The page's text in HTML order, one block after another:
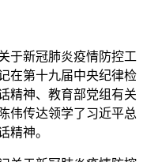
于新冠肺炎疫情防控工
在第十九届中央纪律检
精神、教育部党组有关
伟传达领学了习近平总
精神。